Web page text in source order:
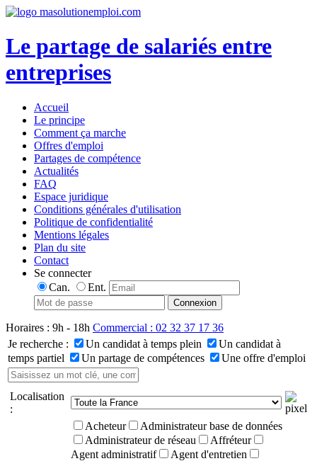
Le partage de salariés entre
entreprises
Accueil
Le principe
Comment ça marche
Offres d'emploi
Partages de compétence
Actualités
FAQ
Espace juridique
Conditions générales d'utilisation
Politique de confidentialité
Mentions légales
Plan du site
Contact
Se connecter
Can.
Ent.
Horaires : 9h - 18h Commercial : 02 32 37 17 36
Je recherche :
Un candidat à temps plein
Un candidat à
temps partiel
Un partage de compétences Une offre d'emploi
Localisation
:
Acheteur
Administrateur base de données
Administrateur de réseau
Affréteur
Agent administratif
Agent d'entretien